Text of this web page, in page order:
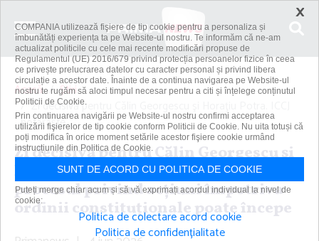
Acasă
Știri
Zi decisivă pentru Călin Georgescu şi Horaţiu Potra. ICCJ
hotărăşte...
Zi decisivă pentru Călin Georgescu şi
Horaţiu Potra. ICCJ hotărăşte dacă
procesul privind acţiuni împotriva
ordinii constituţionale poate începe
×
COMPANIA utilizează fişiere de tip cookie pentru a personaliza și
îmbunătăți experiența ta pe Website-ul nostru. Te informăm că ne-am
actualizat politicile cu cele mai recente modificări propuse de
Regulamentul (UE) 2016/679 privind protecția persoanelor fizice în ceea
ce privește prelucrarea datelor cu caracter personal și privind libera
circulație a acestor date. Înainte de a continua navigarea pe Website-ul
nostru te rugăm să aloci timpul necesar pentru a citi și înțelege conținutul
Politicii de Cookie.
Prin continuarea navigării pe Website-ul nostru confirmi acceptarea
utilizării fişierelor de tip cookie conform Politicii de Cookie. Nu uita totuși că
poți modifica în orice moment setările acestor fişiere cookie urmând
instrucțiunile din Politica de Cookie.
SUNT DE ACORD CU POLITICA DE COOKIE
Puteți merge chiar acum și să vă exprimați acordul individual la nivel de
cookie:
Politica de colectare acord cookie
Politica de confidențialitate